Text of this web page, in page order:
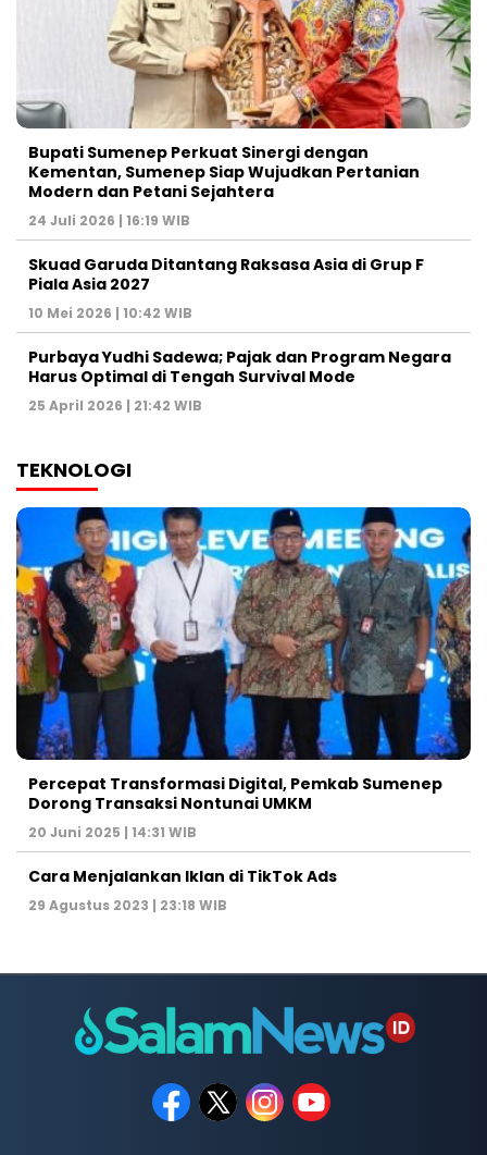
Bupati Sumenep Perkuat Sinergi dengan
Kementan, Sumenep Siap Wujudkan Pertanian
Modern dan Petani Sejahtera
24 Juli 2026 | 16:19 WIB
Skuad Garuda Ditantang Raksasa Asia di Grup F
Piala Asia 2027
10 Mei 2026 | 10:42 WIB
Purbaya Yudhi Sadewa; Pajak dan Program Negara
Harus Optimal di Tengah Survival Mode
25 April 2026 | 21:42 WIB
TEKNOLOGI
Percepat Transformasi Digital, Pemkab Sumenep
Dorong Transaksi Nontunai UMKM
20 Juni 2025 | 14:31 WIB
Cara Menjalankan Iklan di TikTok Ads
29 Agustus 2023 | 23:18 WIB